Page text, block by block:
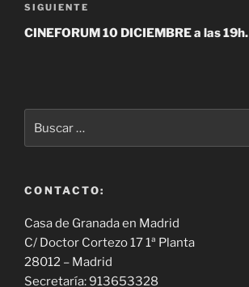
Siguiente
entrada
SIGUIENTE
CINEFORUM 10 DICIEMBRE a las 19h.
por:
CONTACTO:
Casa de Granada en Madrid
C/ Doctor Cortezo 17 1ª Planta
28012 – Madrid
Secretaría: 913653328